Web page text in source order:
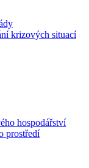
krizových situací
hospodářství
prostředí